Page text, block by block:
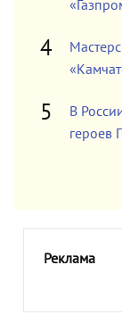
В
героев
Реклама